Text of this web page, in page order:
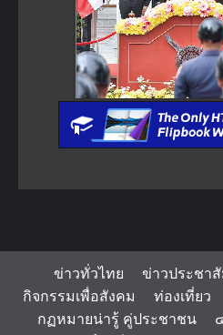
ข่าวทั่วไทย ข่าวประชา
กิจกรรมเพื่อสังคม
ท่องเที่ยว
กฏหมายน่ารู้ คู่ประชาชน